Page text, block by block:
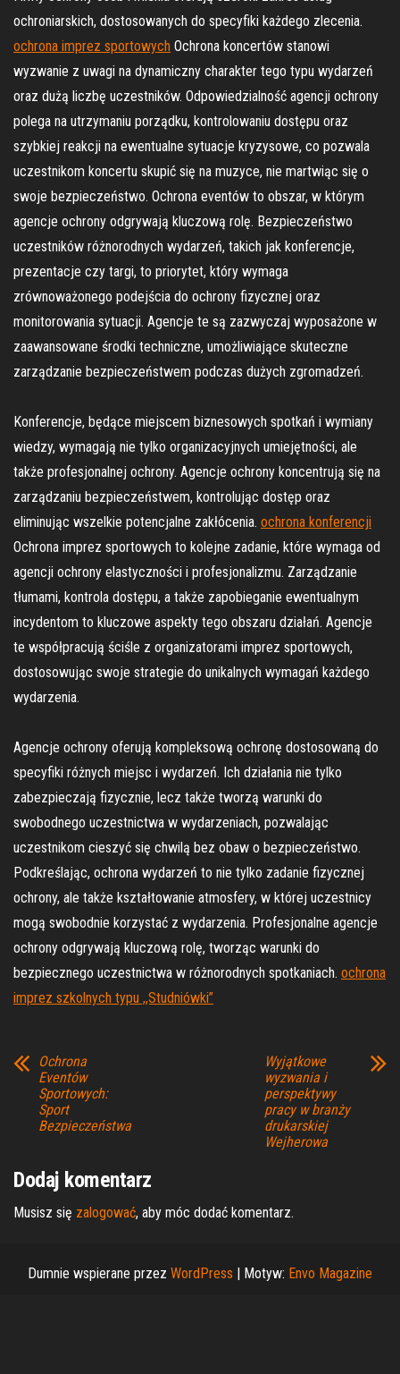
ochroniarskich, dostosowanych do specyfiki każdego zlecenia.
ochrona imprez sportowych Ochrona koncertów stanowi
wyzwanie z uwagi na dynamiczny charakter tego typu wydarzeń
oraz dużą liczbę uczestników. Odpowiedzialność agencji ochrony
polega na utrzymaniu porządku, kontrolowaniu dostępu oraz
szybkiej reakcji na ewentualne sytuacje kryzysowe, co pozwala
uczestnikom koncertu skupić się na muzyce, nie martwiąc się o
swoje bezpieczeństwo. Ochrona eventów to obszar, w którym
agencje ochrony odgrywają kluczową rolę. Bezpieczeństwo
uczestników różnorodnych wydarzeń, takich jak konferencje,
prezentacje czy targi, to priorytet, który wymaga
zrównoważonego podejścia do ochrony fizycznej oraz
monitorowania sytuacji. Agencje te są zazwyczaj wyposażone w
zaawansowane środki techniczne, umożliwiające skuteczne
zarządzanie bezpieczeństwem podczas dużych zgromadzeń.
Konferencje, będące miejscem biznesowych spotkań i wymiany
wiedzy, wymagają nie tylko organizacyjnych umiejętności, ale
także profesjonalnej ochrony. Agencje ochrony koncentrują się na
zarządzaniu bezpieczeństwem, kontrolując dostęp oraz
eliminując wszelkie potencjalne zakłócenia. ochrona konferencji
Ochrona imprez sportowych to kolejne zadanie, które wymaga od
agencji ochrony elastyczności i profesjonalizmu. Zarządzanie
tłumami, kontrola dostępu, a także zapobieganie ewentualnym
incydentom to kluczowe aspekty tego obszaru działań. Agencje
te współpracują ściśle z organizatorami imprez sportowych,
dostosowując swoje strategie do unikalnych wymagań każdego
wydarzenia.
Agencje ochrony oferują kompleksową ochronę dostosowaną do
specyfiki różnych miejsc i wydarzeń. Ich działania nie tylko
zabezpieczają fizycznie, lecz także tworzą warunki do
swobodnego uczestnictwa w wydarzeniach, pozwalając
uczestnikom cieszyć się chwilą bez obaw o bezpieczeństwo.
Podkreślając, ochrona wydarzeń to nie tylko zadanie fizycznej
ochrony, ale także kształtowanie atmosfery, w której uczestnicy
mogą swobodnie korzystać z wydarzenia. Profesjonalne agencje
ochrony odgrywają kluczową rolę, tworząc warunki do
bezpiecznego uczestnictwa w różnorodnych spotkaniach. ochrona
imprez szkolnych typu ,,Studniówki”
Ochrona
Eventów
Sportowych:
Sport
Bezpieczeństwa
Wyjątkowe
wyzwania i
perspektywy
pracy w branży
drukarskiej
Wejherowa
Dodaj komentarz
Musisz się zalogować, aby móc dodać komentarz.
Dumnie wspierane przez WordPress | Motyw: Envo Magazine